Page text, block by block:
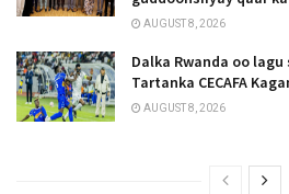
AUGUST 8, 2026
Dalka Rwanda oo
Tartanka CECAFA
AUGUST 8, 2026